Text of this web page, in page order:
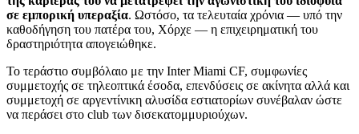
σε εμπορική υπεραξία. Ωστόσο, τα τελευταία χρόνια — υπό την
καθοδήγηση του πατέρα του, Χόρχε — η επιχειρηματική του
δραστηριότητα απογειώθηκε.
Το τεράστιο συμβόλαιο με την Inter Miami CF, συμφωνίες
συμμετοχής σε τηλεοπτικά έσοδα, επενδύσεις σε ακίνητα αλλά και
συμμετοχή σε αργεντίνικη αλυσίδα εστιατορίων συνέβαλαν ώστε
να περάσει στο club των δισεκατομμυριούχων.